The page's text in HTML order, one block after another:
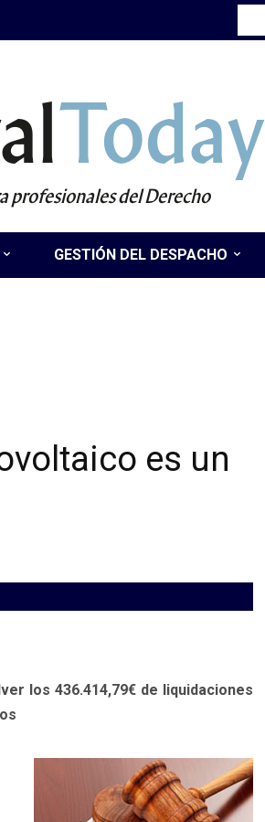
Today
profesionales del Derecho
GESTIÓN DEL DESPACHO
es un
los 436.414,79€ de liquidaciones